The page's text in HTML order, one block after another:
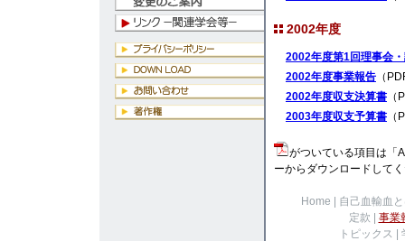
2002年度
2002年度第1回理事会
2002年度事業報告 （
2002年度収支決算書
2003年度収支予算書
がついている項目は「
ーからダウンロードして
Home
自己血輸血
定款
事業
トピックス